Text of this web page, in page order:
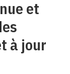
et
à jour